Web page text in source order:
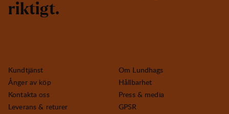
riktigt.
Kundtjänst
Ånger av köp
Kontakta oss
Leverans & returer
Om Lundhags
Hållbarhet
Press & media
GPSR